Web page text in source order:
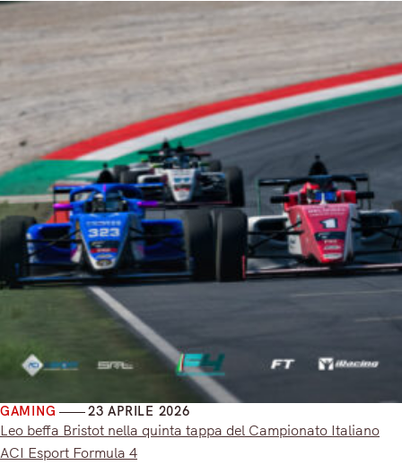
GAMING 23 APRILE 2026
Leo beffa Bristot nella quinta tappa del Campionato Italiano
ACI Esport Formula 4